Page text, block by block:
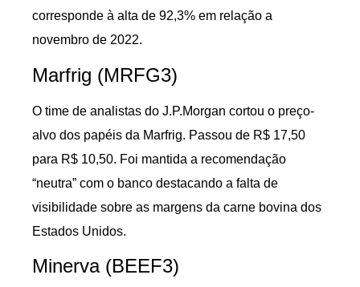
corresponde à alta de 92,3% em relação a
novembro de 2022.
Marfrig (MRFG3)
O time de analistas do J.P.Morgan cortou o preço-
alvo dos papéis da Marfrig. Passou de R$ 17,50
para R$ 10,50. Foi mantida a recomendação
“neutra” com o banco destacando a falta de
visibilidade sobre as margens da carne bovina dos
Estados Unidos.
Minerva (BEEF3)